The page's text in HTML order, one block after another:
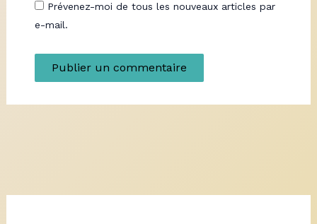
Prévenez-moi de tous les nouveaux articles par
e-mail.